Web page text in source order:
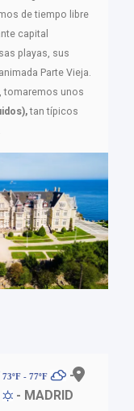
de tiempo libre
capital
playas, sus
Parte Vieja.
tomaremos unos
tan típicos
73ºF - 77ºF
-
- MADRID